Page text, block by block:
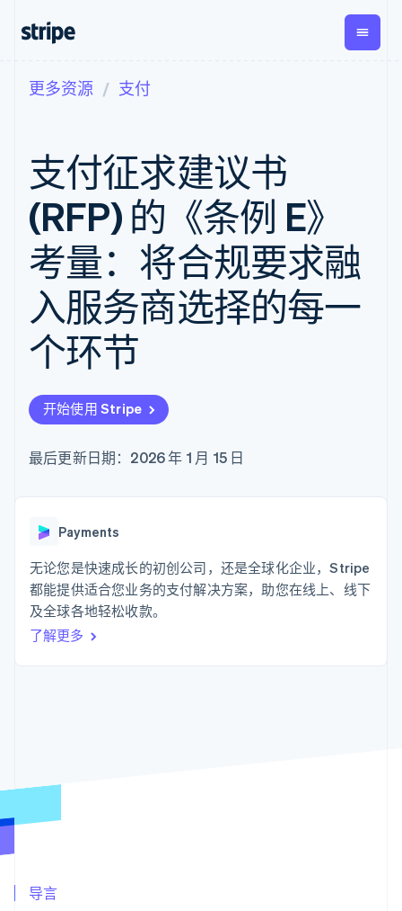
支付
在线支付
Payment links
无代码支付
Checkout
预构建支付界
面
Elements
灵活的 UI 组件
Payment
methods
接入 125+ 种支
付方式
Authorization
支付成功率优
化
加速结账
经常性收入
Metronome
按用量计费
Subscriptions
订阅管理
Invoicing
一次性或定期
账单
Tax
销售税和增值
Stripe Sigma
自定义报告
数据同步
Global
Payouts
向第三
方打款
更多
了解未来规划
Radar
欺诈防范
Atlas
按企业阶段
按应用场景
智能体商务
加密货币
电子商务
嵌入式金融
财务自动化
全球化企业
应用内支付
交易市场
平台
SaaS
游戏
酒店、旅游与休闲
保险
媒体与娱乐
非营利组织
文档
库与 SDK
Stripe Apps
指南
接受线上付款
实施预置结账流程
构建平台或交易市场
管理订阅
提供按用量计费
发行稳定币支持的支付卡
务
API 状态
学习
指南
支持
获取支持
托管支持方案
专业服务
产品路线图
Sessions 年度大会
资讯中心
联系销售
成为合作伙伴
更多资源 支付
支付征求建议书
(RFP) 的《条例 E》
考量：将合规要求融
入服务商选择的每一
个环节
开始使用 Stripe
最后更新日期：2026 年 1 月 15 日
Payments
无论您是快速成长的初创公司，还是全球化企业，Stripe
都能提供适合您业务的支付解决方案，助您在线上、线下
及全球各地轻松收款。
了解更多
导言